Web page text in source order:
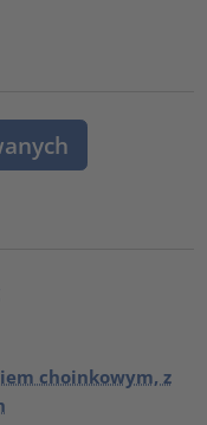
choinkowym, z